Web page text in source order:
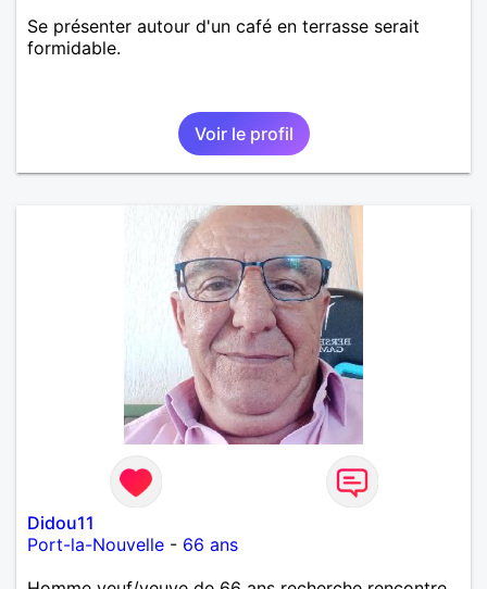
Se présenter autour d'un café en terrasse serait
formidable.
Voir le profil
Didou11
Port-la-Nouvelle - 66 ans